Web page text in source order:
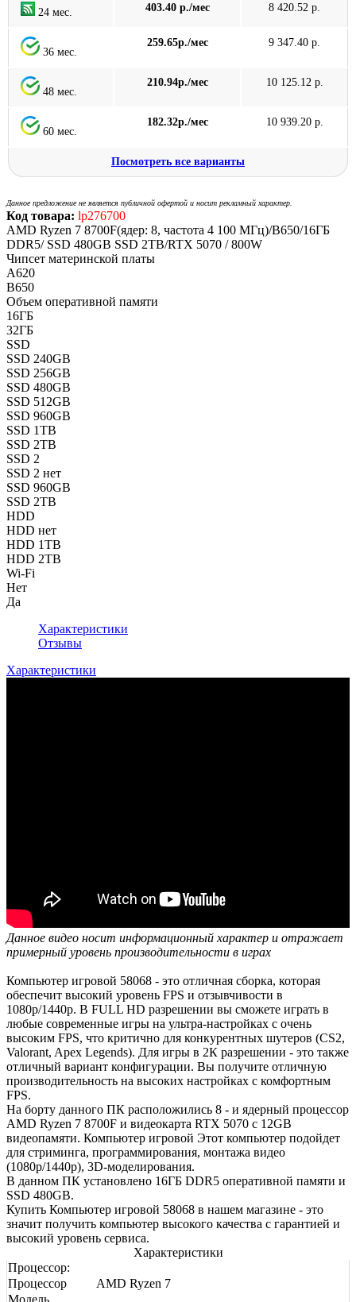
24 мес. 403.40 р./мес 8 420.52 р.
36 мес.
259.65р./мес 9 347.40 р.
48 мес.
210.94р./мес 10 125.12 р.
60 мес.
182.32р./мес 10 939.20 р.
Посмотреть все варианты
Данное предложение не является публичной офертой и носит рекламный характер.
Код товара: lp276700
AMD Ryzen 7 8700F(ядер: 8, частота 4 100 МГц)/B650/16ГБ
DDR5/ SSD 480GB SSD 2TB/RTX 5070 / 800W
Чипсет материнской платы
A620
B650
Объем оперативной памяти
16ГБ
32ГБ
SSD
SSD 240GB
SSD 256GB
SSD 480GB
SSD 512GB
SSD 960GB
SSD 1TB
SSD 2TB
SSD 2
SSD 2 нет
SSD 960GB
SSD 2TB
HDD
HDD нет
HDD 1TB
HDD 2TB
Wi-Fi
Нет
Да
Характеристики
Отзывы
Характеристики
Данное видео носит информационный характер и отражает
примерный уровень производительности в играх
Компьютер игровой 58068 - это отличная сборка, которая
обеспечит высокий уровень FPS и отзывчивости в
1080р/1440р. В FULL HD разрешении вы сможете играть в
любые современные игры на ультра-настройках с очень
высоким FPS, что критично для конкурентных шутеров (CS2,
Valorant, Apex Legends). Для игры в 2К разрешении - это также
отличный вариант конфигурации. Вы получите отличную
производительность на высоких настройках с комфортным
FPS.
На борту данного ПК расположились 8 - и ядерный процессор
AMD Ryzen 7 8700F и видеокарта RTX 5070 с 12GB
видеопамяти. Компьютер игровой Этот компьютер подойдет
для стриминга, программирования, монтажа видео
(1080р/1440р), 3D-моделирования.
В данном ПК установлено 16ГБ DDR5 оперативной памяти и
SSD 480GB.
Купить Компьютер игровой 58068 в нашем магазине - это
значит получить компьютер высокого качества с гарантией и
высокий уровень сервиса.
Характеристики
Процессор:
Процессор
AMD Ryzen 7
Модель